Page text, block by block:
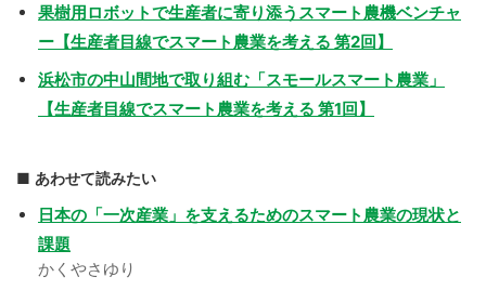
果樹用ロボットで生産者に寄り添うスマート農機ベンチャ
ー【生産者目線でスマート農業を考える 第2回】
浜松市の中山間地で取り組む「スモールスマート農業」
【生産者目線でスマート農業を考える 第1回】
あわせて読みたい
日本の「一次産業」を支えるためのスマート農業の現状と
課題
かくやさゆり